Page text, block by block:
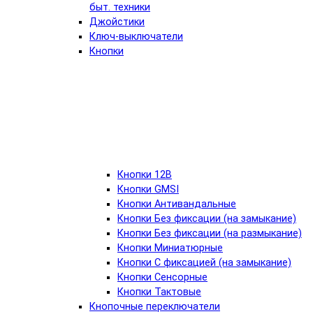
быт. техники
Джойстики
Ключ-выключатели
Кнопки
Кнопки 12В
Кнопки GMSI
Кнопки Антивандальные
Кнопки Без фиксации (на замыкание)
Кнопки Без фиксации (на размыкание)
Кнопки Миниатюрные
Кнопки С фиксацией (на замыкание)
Кнопки Сенсорные
Кнопки Тактовые
Кнопочные переключатели